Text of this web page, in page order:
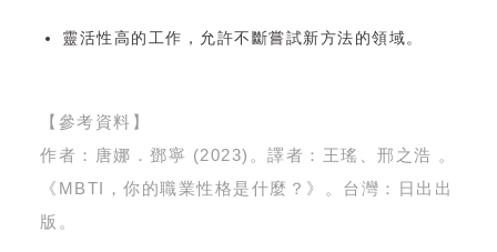
靈活性高的工作，允許不斷嘗試新方法的領域。
【參考資料】
作者：唐娜．鄧寧 (2023)。譯者 ：王瑤、 邢之浩 。
《 MBTI，你的職業性格是什麼？ 》。台灣： 日出出
版 。